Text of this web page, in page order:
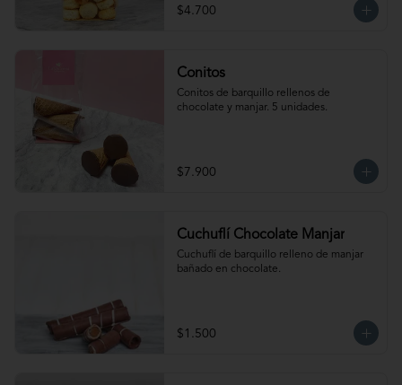
$4.700
Conitos
Conitos de barquillo rellenos de
chocolate y manjar. 5 unidades.
$7.900
Cuchuflí Chocolate Manjar
Cuchuflí de barquillo relleno de manjar
bañado en chocolate.
$1.500